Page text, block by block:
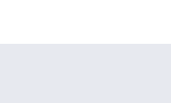
में जिले के नगरी…